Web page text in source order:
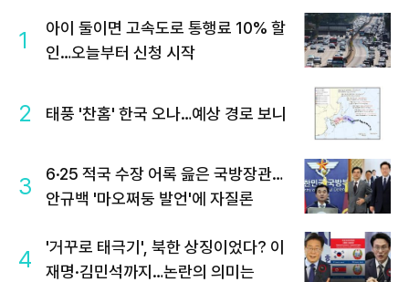
1
아이 둘이면 고속도로 통행료 10% 할
인…오늘부터 신청 시작
2 태풍 '찬홈' 한국 오나…예상 경로 보니
3
6·25 적국 수장 어록 읊은 국방장관…
안규백 '마오쩌둥 발언'에 자질론
4
'거꾸로 태극기', 북한 상징이었다? 이
재명·김민석까지…논란의 의미는